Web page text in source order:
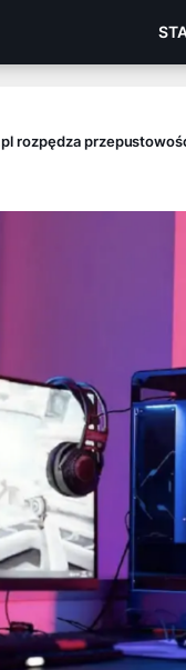
rozpędza